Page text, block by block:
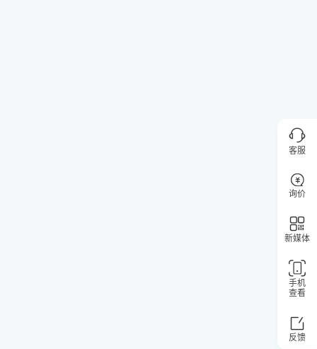
客服
询价
新媒体
手机
查看
反馈